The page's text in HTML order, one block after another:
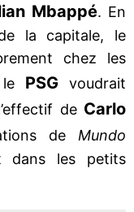
Mbappé. En
la capitale, le
chez les
le PSG voudrait
de Carlo
de Mundo
dans les petits